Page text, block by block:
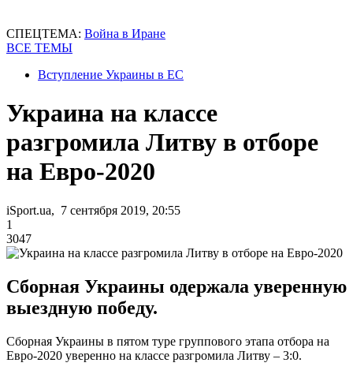
СПЕЦТЕМА: Война в Иране
ВСЕ ТЕМЫ
Вступление Украины в ЕС
Украина на классе
разгромила Литву в отборе
на Евро-2020
iSport.ua, 7 сентября 2019, 20:55
1
3047
Сборная Украины одержала уверенную
выездную победу.
Сборная Украины в пятом туре группового этапа отбора на
Евро-2020 уверенно на классе разгромила Литву – 3:0.